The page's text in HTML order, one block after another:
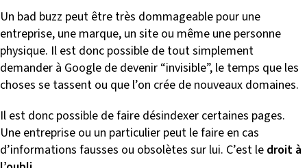
Un bad buzz peut être très dommageable pour une
entreprise, une marque, un site ou même une personne
physique. Il est donc possible de tout simplement
demander à Google de devenir “invisible”, le temps que les
choses se tassent ou que l’on crée de nouveaux domaines.
Il est donc possible de faire désindexer certaines pages.
Une entreprise ou un particulier peut le faire en cas
d’informations fausses ou obsolètes sur lui. C’est le droit à